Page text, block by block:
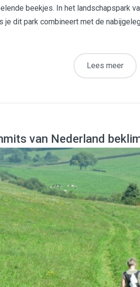
beekjes. In het landschapspark
je dit park combineert met de
Lees meer
van Nederland